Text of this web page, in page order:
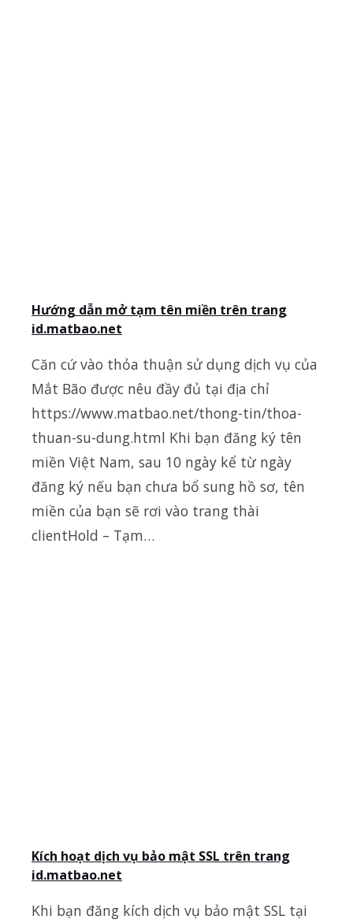
Hướng dẫn mở tạm tên miền trên trang
id.matbao.net
Căn cứ vào thỏa thuận sử dụng dịch vụ của
Mắt Bão được nêu đầy đủ tại địa chỉ
https://www.matbao.net/thong-tin/thoa-
thuan-su-dung.html Khi bạn đăng ký tên
miền Việt Nam, sau 10 ngày kể từ ngày
đăng ký nếu bạn chưa bổ sung hồ sơ, tên
miền của bạn sẽ rơi vào trang thài
clientHold – Tạm…
Kích hoạt dịch vụ bảo mật SSL trên trang
id.matbao.net
Khi bạn đăng kích dịch vụ bảo mật SSL tại